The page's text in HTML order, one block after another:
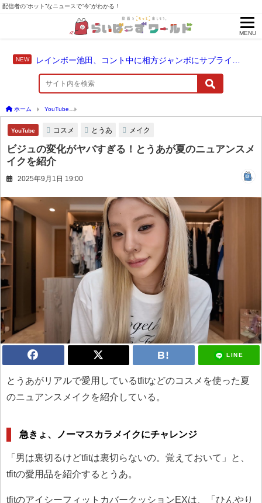
配信者の“ホット”なニュースで“今”がわかる！
MENU
ホーム YouTube
YouTube コスメ とうあ メイク
ビジュの変化がヤバすぎる！とうあが夏のニュアンスメ
イクを紹介
2025年9月1日 19:00
LINE
とうあがリアルで愛用しているtfitなどのコスメを使った夏
のニュアンスメイクを紹介している。
急きょ、ノーマスカラメイクにチャレンジ
「男は裏切るけどtfitは裏切らないの。覚えておいて」と、
tfitの愛用品を紹介するとうあ。
tfitのアイシーフィットカバークッションEXは、「ひんやり